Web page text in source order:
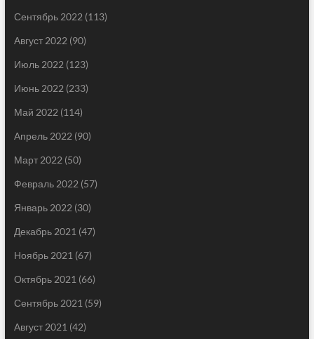
Сентябрь 2022 (113)
Август 2022 (90)
Июль 2022 (123)
Июнь 2022 (233)
Май 2022 (114)
Апрель 2022 (90)
Март 2022 (50)
Февраль 2022 (57)
Январь 2022 (30)
Декабрь 2021 (47)
Ноябрь 2021 (67)
Октябрь 2021 (66)
Сентябрь 2021 (59)
Август 2021 (42)